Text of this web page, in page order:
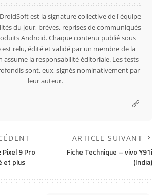
est la signature collective de l'équipe
du jour, brèves, reprises de communiqués
Android. Chaque contenu publié sous
relu, édité et validé par un membre de la
assume la responsabilité éditoriale. Les tests
sont, eux, signés nominativement par
leur auteur.
9 Pro
et plus
ARTICLE SUIVANT
Fiche Technique – vivo Y91i
(India)